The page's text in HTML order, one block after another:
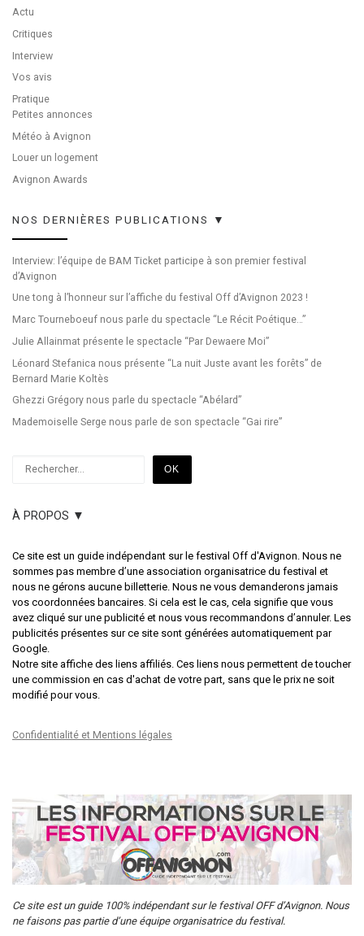
Actu
Critiques
Interview
Vos avis
Pratique
Petites annonces
Météo à Avignon
Louer un logement
Avignon Awards
NOS DERNIÈRES PUBLICATIONS ▼
Interview: l’équipe de BAM Ticket participe à son premier festival
d’Avignon
Une tong à l’honneur sur l’affiche du festival Off d’Avignon 2023 !
Marc Tourneboeuf nous parle du spectacle “Le Récit Poétique…”
Julie Allainmat présente le spectacle “Par Dewaere Moi”
Léonard Stefanica nous présente “La nuit Juste avant les forêts” de
Bernard Marie Koltès
Ghezzi Grégory nous parle du spectacle “Abélard”
Mademoiselle Serge nous parle de son spectacle “Gai rire”
OK
À PROPOS ▼
Ce site est un guide indépendant sur le festival Off d'Avignon. Nous ne
sommes pas membre d’une association organisatrice du festival et
nous ne gérons aucune billetterie. Nous ne vous demanderons jamais
vos coordonnées bancaires. Si cela est le cas, cela signifie que vous
avez cliqué sur une publicité et nous vous recommandons d’annuler. Les
publicités présentes sur ce site sont générées automatiquement par
Google.
Notre site affiche des liens affiliés. Ces liens nous permettent de toucher
une commission en cas d'achat de votre part, sans que le prix ne soit
modifié pour vous.
Confidentialité et Mentions légales
Ce site est un guide 100% indépendant sur le festival OFF d’Avignon. Nous
ne faisons pas partie d’une équipe organisatrice du festival.